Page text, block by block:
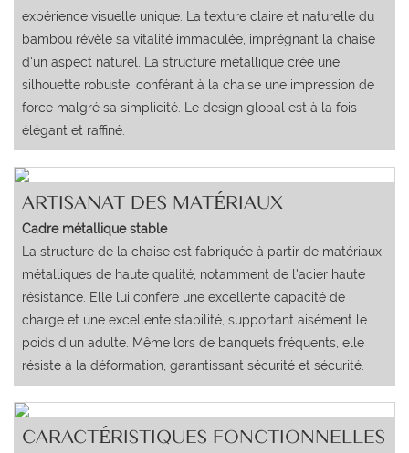
expérience visuelle unique. La texture claire et naturelle du
bambou révèle sa vitalité immaculée, imprégnant la chaise
d'un aspect naturel. La structure métallique crée une
silhouette robuste, conférant à la chaise une impression de
force malgré sa simplicité. Le design global est à la fois
élégant et raffiné.
ARTISANAT DES MATÉRIAUX
Cadre métallique stable
La structure de la chaise est fabriquée à partir de matériaux
métalliques de haute qualité, notamment de l'acier haute
résistance. Elle lui confère une excellente capacité de
charge et une excellente stabilité, supportant aisément le
poids d'un adulte. Même lors de banquets fréquents, elle
résiste à la déformation, garantissant sécurité et sécurité.
CARACTÉRISTIQUES FONCTIONNELLES